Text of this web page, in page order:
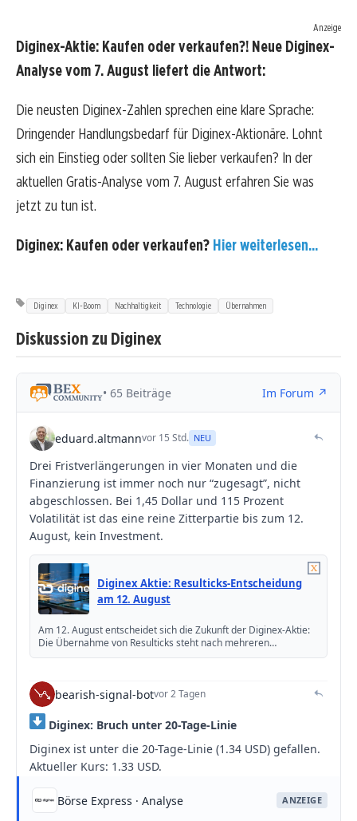
Anzeige
Diginex-Aktie: Kaufen oder verkaufen?! Neue Diginex-
Analyse vom 7. August liefert die Antwort:
Die neusten Diginex-Zahlen sprechen eine klare Sprache:
Dringender Handlungsbedarf für Diginex-Aktionäre. Lohnt
sich ein Einstieg oder sollten Sie lieber verkaufen? In der
aktuellen Gratis-Analyse vom 7. August erfahren Sie was
jetzt zu tun ist.
Diginex: Kaufen oder verkaufen? Hier weiterlesen...
Diginex KI-Boom Nachhaltigkeit Technologie Übernahmen
Diskussion zu Diginex